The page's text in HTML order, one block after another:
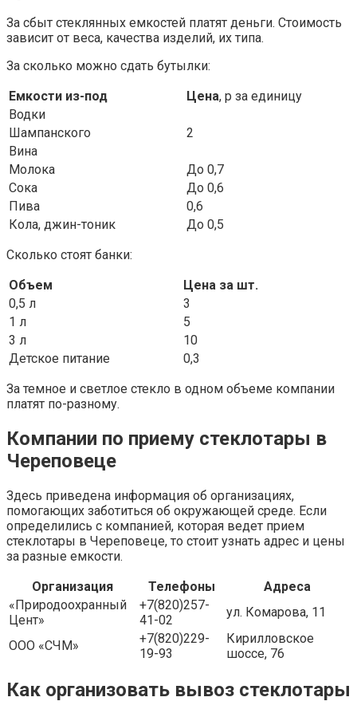
За сбыт стеклянных емкостей платят деньги. Стоимость
зависит от веса, качества изделий, их типа.
За сколько можно сдать бутылки:
Емкости из-под
Цена, р за единицу
Водки
2
Шампанского
Вина
Молока
До 0,7
Сока
До 0,6
Пива
0,6
Кола, джин-тоник
До 0,5
Сколько стоят банки:
Объем
Цена за шт.
0,5 л
3
1 л
5
3 л
10
Детское питание
0,3
За темное и светлое стекло в одном объеме компании
платят по-разному.
Компании по приему стеклотары в
Череповеце
Здесь приведена информация об организациях,
помогающих заботиться об окружающей среде. Если
определились с компанией, которая ведет прием
стеклотары в Череповеце, то стоит узнать адрес и цены
за разные емкости.
Организация
Телефоны
Адреса
«Природоохранный
Цент»
+7(820)257-
41-02
ул. Комарова, 11
ООО «СЧМ»
+7(820)229-
19-93
Кирилловское
шоссе, 76
Как организовать вывоз стеклотары